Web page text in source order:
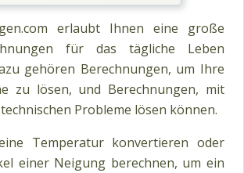
erlaubt Ihnen eine große
für das tägliche Leben
gehören Berechnungen, um Ihre
zu lösen, und Berechnungen, mit
Probleme lösen können.
Temperatur konvertieren oder
einer Neigung berechnen, um ein